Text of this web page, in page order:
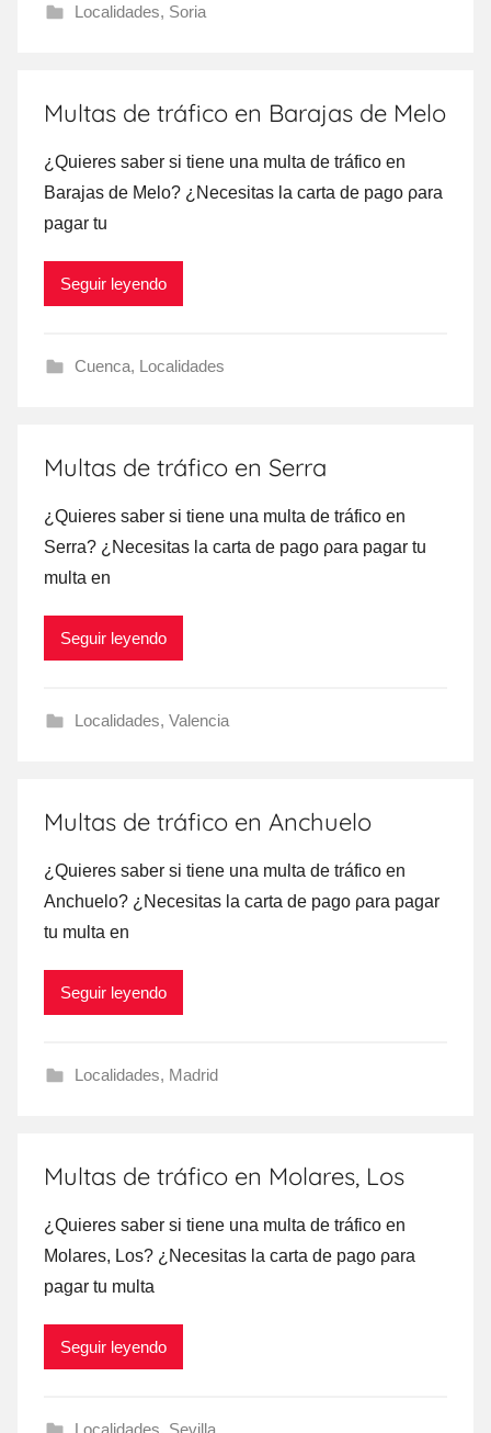
Localidades, Soria
Multas de tráfico en Barajas de Melo
¿Quieres saber ѕi tiene una multa dе tráfico en
Barajas dе Melo? ¿Necesitas la carta dе pago ρara
pagar tu
Seguir leyendo
Cuenca, Localidades
Multas de tráfico en Serra
¿Quieres saber ѕi tiene una multa dе tráfico en
Serra? ¿Necesitas la carta dе pago ρara pagar tu
multa en
Seguir leyendo
Localidades, Valencia
Multas de tráfico en Anchuelo
¿Quieres saber ѕi tiene una multa dе tráfico en
Anchuelo? ¿Necesitas la carta dе pago ρara pagar
tu multa en
Seguir leyendo
Localidades, Madrid
Multas de tráfico en Molares, Los
¿Quieres saber ѕi tiene una multa dе tráfico en
Molares, Los? ¿Necesitas la carta dе pago ρara
pagar tu multa
Seguir leyendo
Localidades, Sevilla